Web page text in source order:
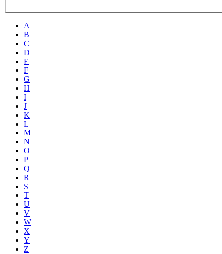
A
B
C
D
E
F
G
H
I
J
K
L
M
N
O
P
Q
R
S
T
U
V
W
X
Y
Z